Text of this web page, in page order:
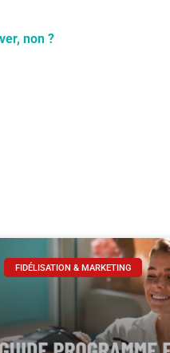
non ?
FIDÉLISATION & MARKETING